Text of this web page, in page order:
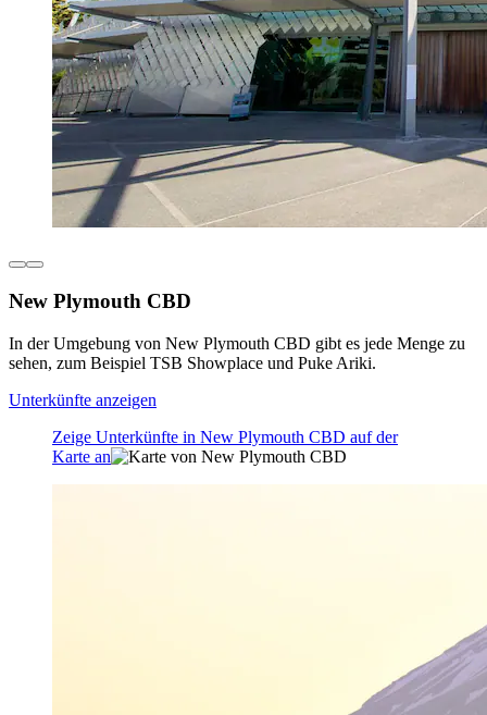
New Plymouth CBD
In der Umgebung von New Plymouth CBD gibt es jede Menge zu
sehen, zum Beispiel TSB Showplace und Puke Ariki.
Unterkünfte anzeigen
Zeige Unterkünfte in New Plymouth CBD auf der
Karte an